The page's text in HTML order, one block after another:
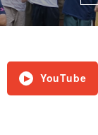
YouTube